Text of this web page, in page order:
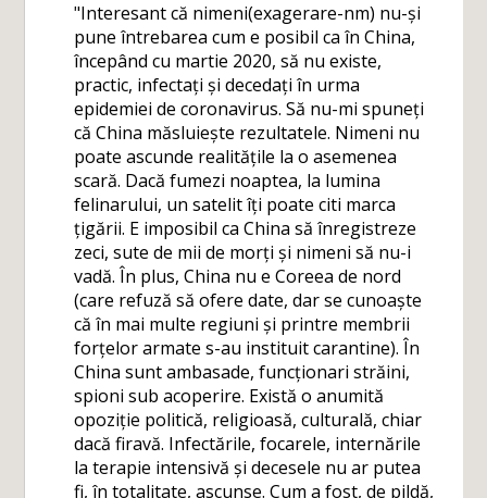
"Interesant că nimeni(exagerare-nm) nu-și
pune întrebarea cum e posibil ca în China,
începând cu martie 2020, să nu existe,
practic, infectați și decedați în urma
epidemiei de coronavirus. Să nu-mi spuneți
că China măsluiește rezultatele. Nimeni nu
poate ascunde realitățile la o asemenea
scară. Dacă fumezi noaptea, la lumina
felinarului, un satelit îți poate citi marca
țigării. E imposibil ca China să înregistreze
zeci, sute de mii de morți și nimeni să nu-i
vadă. În plus, China nu e Coreea de nord
(care refuză să ofere date, dar se cunoaște
că în mai multe regiuni și printre membrii
forțelor armate s-au instituit carantine). În
China sunt ambasade, funcționari străini,
spioni sub acoperire. Există o anumită
opoziție politică, religioasă, culturală, chiar
dacă firavă. Infectările, focarele, internările
la terapie intensivă și decesele nu ar putea
fi, în totalitate, ascunse. Cum a fost, de pildă,